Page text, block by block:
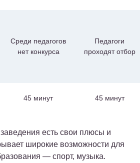
Среди педагогов
нет конкурса
Педагоги
проходят отбор
45 минут 45 минут
есть свои плюсы и
широкие возможности для
— спорт, музыка.